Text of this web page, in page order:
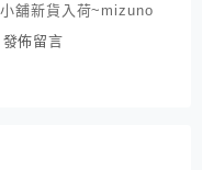
舖新貨入荷~mizuno
發佈留言